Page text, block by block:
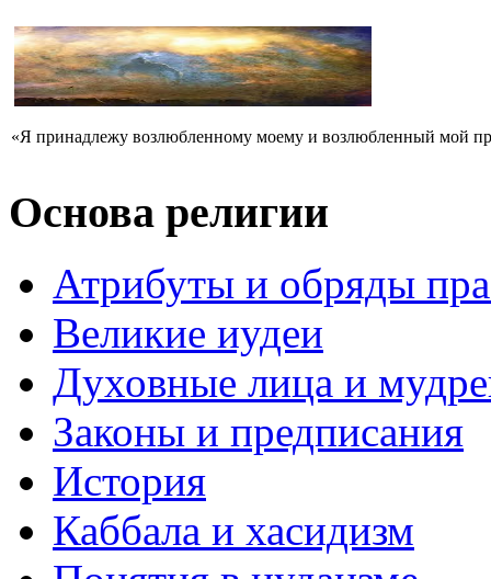
«Я принадлежу возлюбленному моему и возлюбленный мой
Основа религии
Атрибуты и обряды
Великие иудеи
Духовные лица и
Законы и предписания
История
Каббала и хасидизм